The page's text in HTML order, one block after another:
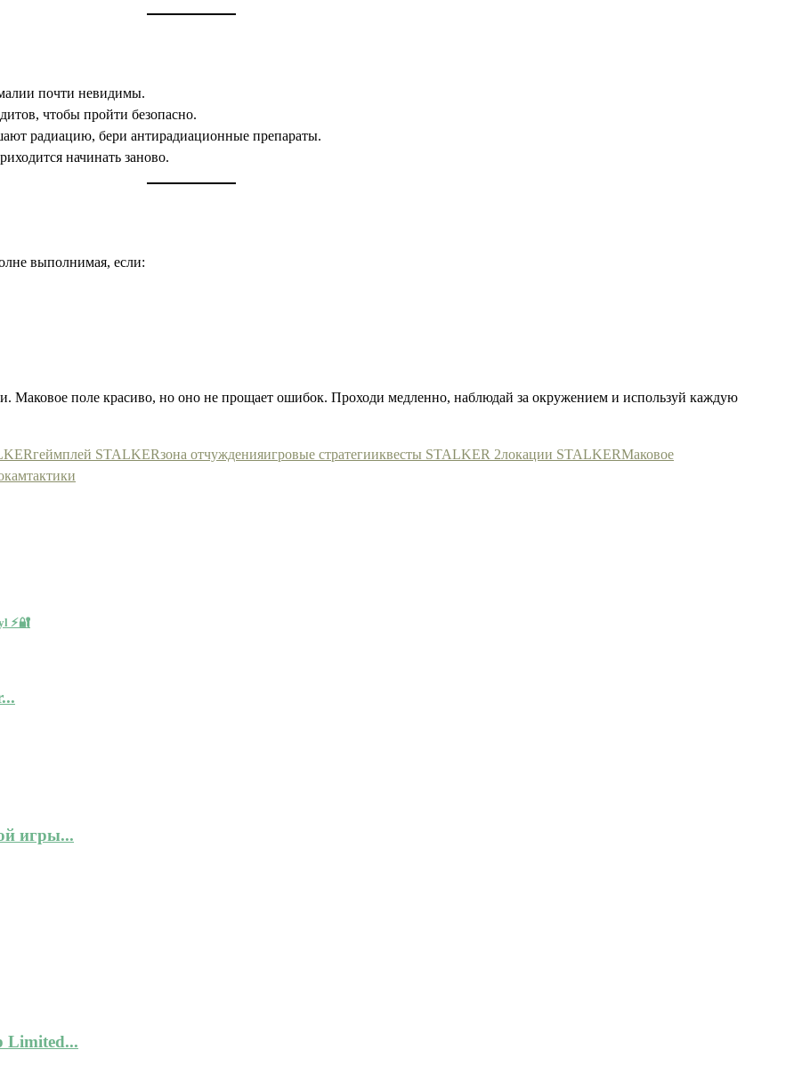
почти невидимы.
чтобы пройти безопасно.
радиацию, бери антирадиационные препараты.
начинать заново.
выполнимая, если:
Маковое поле красиво, но оно не прощает ошибок. Проходи медленно, наблюдай за окружением и используй каждую
геймплей STALKERзона отчужденияигровые стратегииквесты STALKER 2локации STALKERМаковое
тактики
⚡🔐
игры...
Limited...